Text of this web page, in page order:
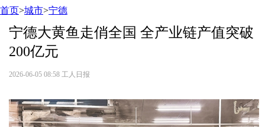
首页>城市>宁德
宁德大黄鱼走俏全国 全产业链产值突破
200亿元
2026-06-05 08:58 工人日报